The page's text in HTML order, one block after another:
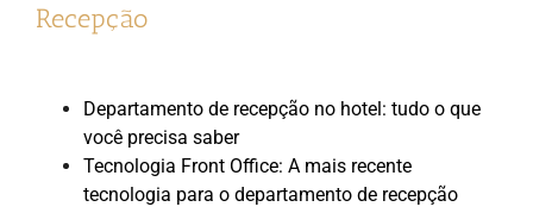
Recepção
Departamento de recepção no hotel: tudo o que
você precisa saber
Tecnologia Front Office: A mais recente
tecnologia para o departamento de recepção